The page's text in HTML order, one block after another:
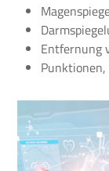
Entfernung